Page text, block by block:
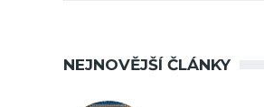
NEJNOVĚJŠÍ ČLÁNKY